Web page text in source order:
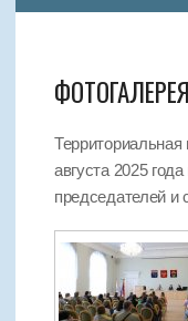
ФОТОГАЛЕРЕЯ
Территориальная
августа 2025
председателей и